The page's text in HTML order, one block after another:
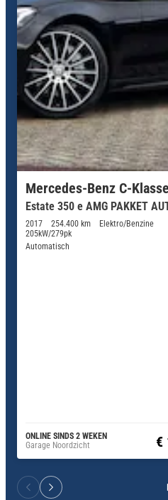
Mercedes-Benz C-Klasse
Estate 350 e AMG PAKKET
2017 254.400 km
Elektro/Benzine
205kW/279pk
Automatisch
ONLINE SINDS 2 WEKEN
Garage Noordzicht
€